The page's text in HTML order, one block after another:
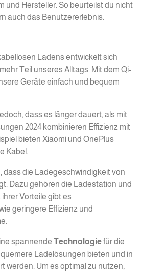
und Hersteller. So beurteilst du nicht
auch das Benutzererlebnis.
Ladens entwickelt sich
Teil unseres Alltags. Mit dem Qi-
Geräte einfach und bequem
dass es länger dauert, als mit
2024 kombinieren Effizienz mit
bieten Xiaomi und OnePlus
Kabel.
dass die Ladegeschwindigkeit von
Dazu gehören die Ladestation und
Vorteile gibt es
geringere Effizienz und
spannende Technologiefür die
Ladelösungen bieten und in
werden. Um es optimal zu nutzen,